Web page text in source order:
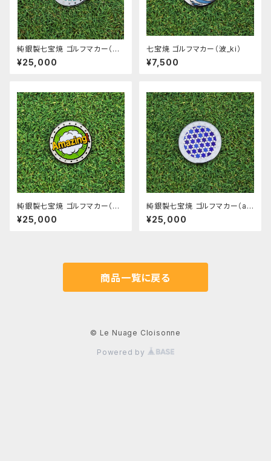
純銀製七宝焼 ゴルフマカー（mi
dori）
¥25,000
七宝焼 ゴルフマカー（波_ki）
¥7,500
純銀製七宝焼 ゴルフマカー（A
mazing!_siro）
¥25,000
純銀製七宝焼 ゴルフマカー（a
o）
¥25,000
商品一覧に戻る
© Le Nuage Cloisonne
Powered by